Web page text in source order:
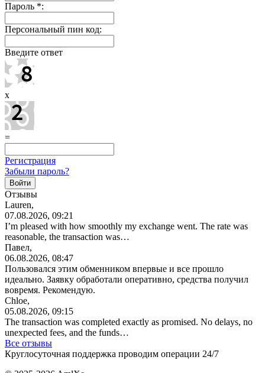
Пароль *:
Персональный пин код:
Введите ответ
x
=
Регистрация
Забыли пароль?
Отзывы
Lauren,
07.08.2026, 09:21
I’m pleased with how smoothly my exchange went. The rate was
reasonable, the transaction was…
Павел,
06.08.2026, 08:47
Пользовался этим обменником впервые и все прошло
идеально. Заявку обработали оперативно, средства получил
вовремя. Рекомендую.
Chloe,
05.08.2026, 09:15
The transaction was completed exactly as promised. No delays, no
unexpected fees, and the funds…
Все отзывы
Круглосуточная поддержка проводим операции 24/7